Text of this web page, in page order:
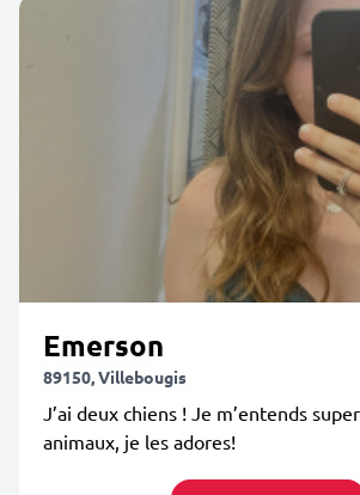
Emerson
89150, Villebougis
J’ai deux chiens ! Je m’entends
animaux, je les adores!